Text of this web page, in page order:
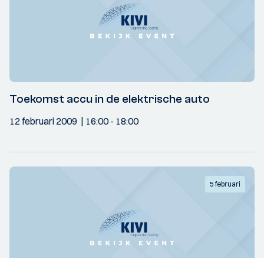
Toekomst accu in de elektrische auto
12 februari 2009 16:00- 18:00
5 februari